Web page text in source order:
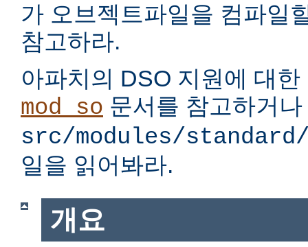
가 오브젝트파일을 컴파일
참고하라.
아파치의 DSO 지원에 대
mod_so 문서를 참고하거나
src/modules/standard/
일을 읽어봐라.
개요